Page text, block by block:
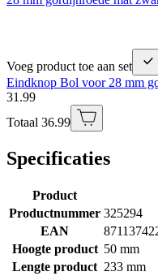
Voeg product toe aan set
Eindknop Bol voor 28 mm
31.99
Totaal 36.99
Specificaties
Product
Productnummer 325294
EAN
Hoogte product 50 mm
Lengte product 233 mm